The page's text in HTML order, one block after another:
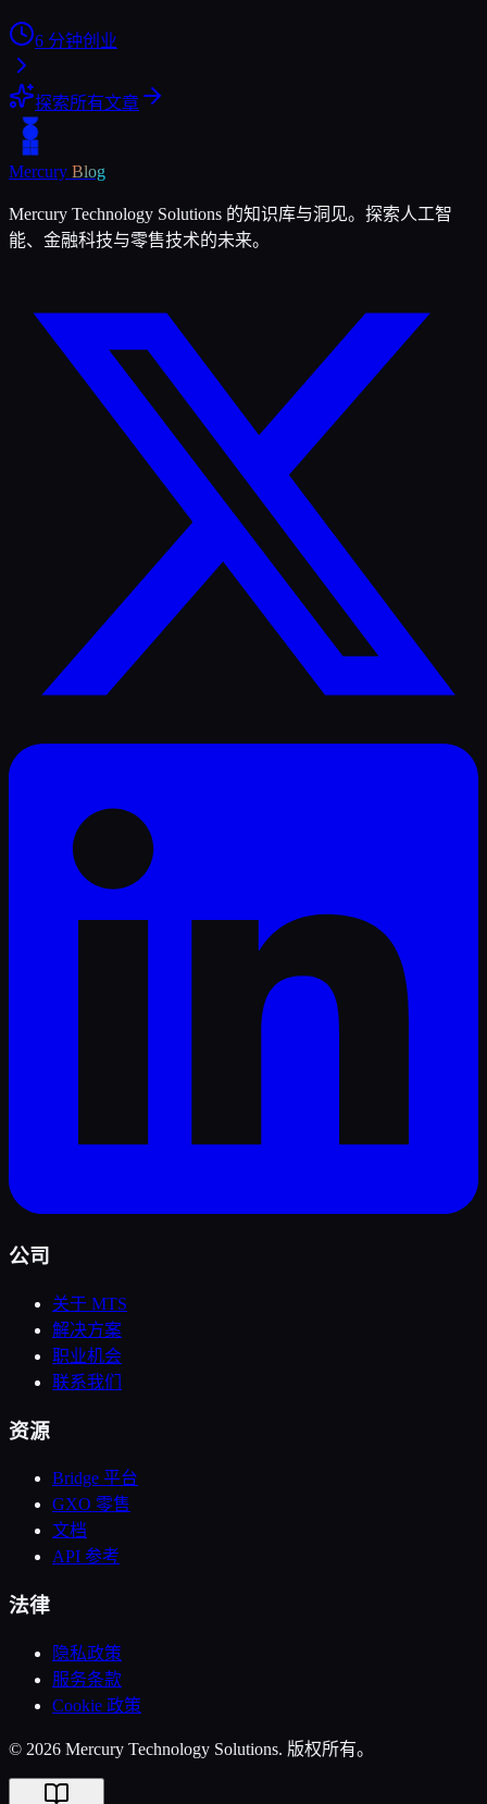
6 分钟创业
探索所有文章
Mercury Blog
Mercury Technology Solutions 的知识库与洞见。探索人工智
能、金融科技与零售技术的未来。
公司
关于 MTS
解决方案
职业机会
联系我们
资源
Bridge 平台
GXO 零售
文档
API 参考
法律
隐私政策
服务条款
Cookie 政策
© 2026 Mercury Technology Solutions. 版权所有。